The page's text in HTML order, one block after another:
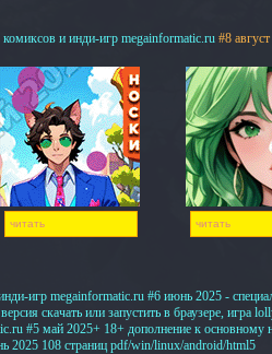
и инди-игр megainformatic.ru #8
читать читать
игр megainformatic.ru #6 июнь 2025 -
скачать или запустить в браузере, игра
#5 май 2025+ 18+ дополнение к основному
2025 108 страниц pdf/win/linux/android/html5